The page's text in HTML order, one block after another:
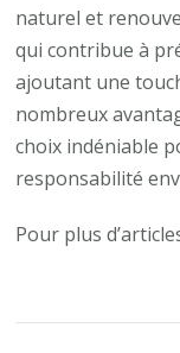
naturel et
qui contribue à
ajoutant une
nombreux
choix indéniable
responsabilité
Pour plus